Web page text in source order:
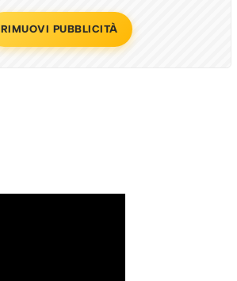
RIMUOVI PUBBLICITÀ